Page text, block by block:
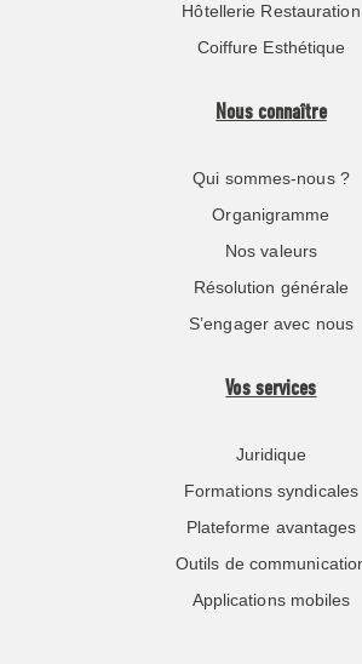
Hôtellerie Restauration
Coiffure Esthétique
Nous connaître
Qui sommes-nous ?
Organigramme
Nos valeurs
Résolution générale
S’engager avec nous
Vos services
Juridique
Formations syndicales
Plateforme avantages
Outils de
Applications mobiles